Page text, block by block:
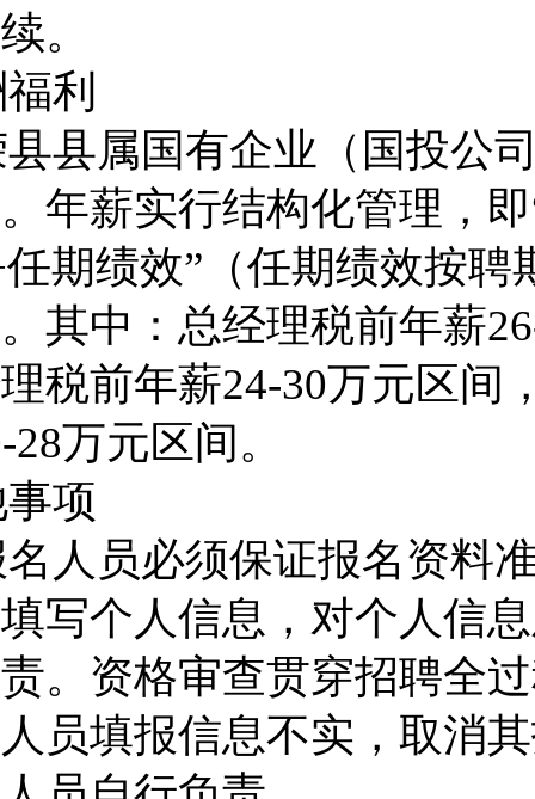
。
利
县属国有企业（ 国投公
。 年薪实行结构化管理，即
任期绩效”（任期绩效按聘
。 其中：总经理税前年薪
税前年薪24-30万元区间
28万元区间。
项
人员必须保证报名资料
写个人信息，对个人信
。资格审查贯穿招聘全
人员填报信息不实，取消其